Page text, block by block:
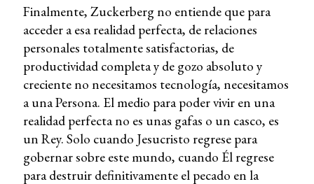
Finalmente, Zuckerberg no entiende que para
acceder a esa realidad perfecta, de relaciones
personales totalmente satisfactorias, de
productividad completa y de gozo absoluto y
creciente no necesitamos tecnología, necesitamos
a una Persona. El medio para poder vivir en una
realidad perfecta no es unas gafas o un casco, es
un Rey. Solo cuando Jesucristo regrese para
gobernar sobre este mundo, cuando Él regrese
para destruir definitivamente el pecado en la